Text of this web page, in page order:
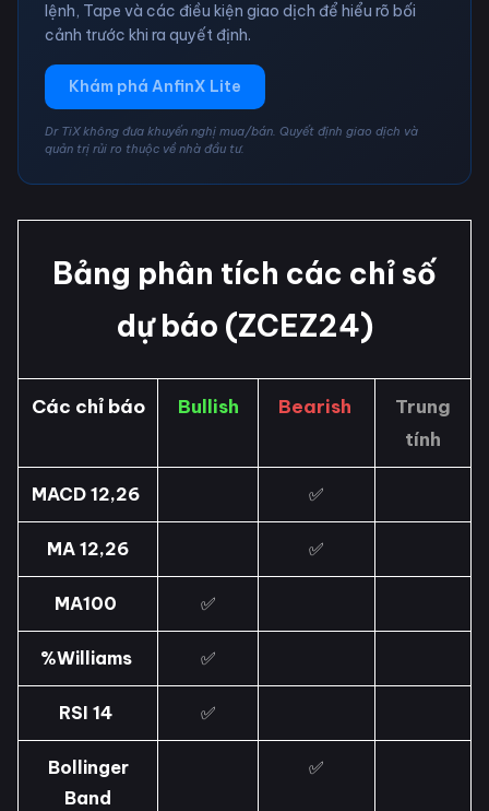
lệnh, Tape và các điều kiện giao dịch để hiểu rõ bối
cảnh trước khi ra quyết định.
Khám phá AnfinX Lite
Dr TiX không đưa khuyến nghị mua/bán. Quyết định giao dịch và
quản trị rủi ro thuộc về nhà đầu tư.
Bảng phân tích các chỉ số
dự báo (ZCEZ24)
Các chỉ báo Bullish Bearish
Trung
tính
MACD 12,26 ✅
MA 12,26 ✅
MA100 ✅
%Williams ✅
RSI 14 ✅
Bollinger
Band
✅